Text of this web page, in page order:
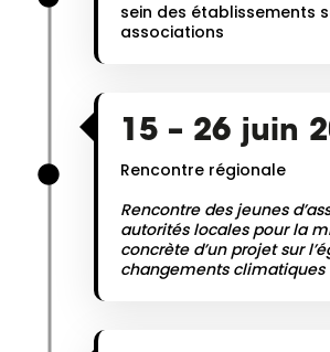
sein des établissements
associations
15 – 26 juin
Rencontre régionale
Rencontre des jeunes
autorités locales pour la
concrète d’un projet sur
changements climatiques